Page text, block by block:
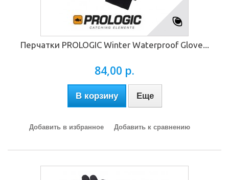
Перчатки PROLOGIC Winter Waterproof Glove...
84,00 р.
В корзину Еще
Добавить в избранное Добавить к сравнению